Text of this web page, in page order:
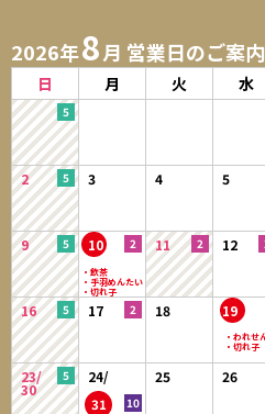
2026年8月 営業日のご案内
日 月 火 水
2 3 4 5
9 10 11 12
16 17 18 19
23/
30
24/
31
25 26